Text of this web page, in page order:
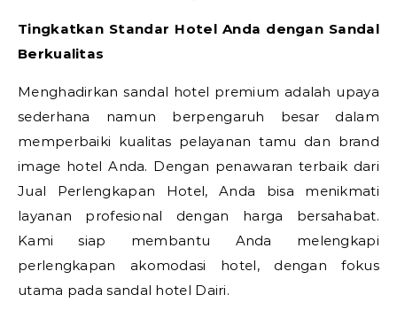
Tingkatkan Standar Hotel Anda dengan Sandal
Berkualitas
Menghadirkan sandal hotel premium adalah upaya
sederhana namun berpengaruh besar dalam
memperbaiki kualitas pelayanan tamu dan brand
image hotel Anda. Dengan penawaran terbaik dari
Jual Perlengkapan Hotel, Anda bisa menikmati
layanan profesional dengan harga bersahabat.
Kami siap membantu Anda melengkapi
perlengkapan akomodasi hotel, dengan fokus
utama pada sandal hotel Dairi.